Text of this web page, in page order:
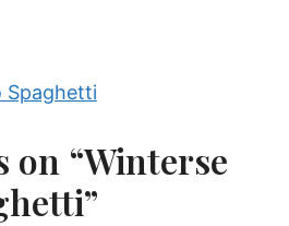
Spaghetti
on “Winterse